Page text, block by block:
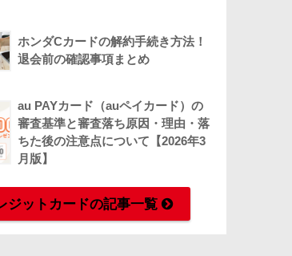
ホンダCカードの解約手続き方法！
退会前の確認事項まとめ
au PAYカード（auペイカード）の
審査基準と審査落ち原因・理由・落
ちた後の注意点について【2026年3
月版】
ジットカードの記事一覧